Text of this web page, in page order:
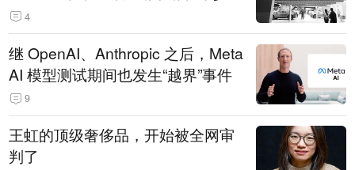
14.3万辆
4
继 OpenAI、Anthropic 之后，Meta
AI 模型测试期间也发生“越界”事件
9
王虹的顶级奢侈品，开始被全网审
判了